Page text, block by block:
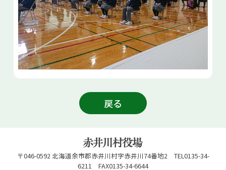
戻る
〒046-0592 北海道余市郡赤井川村字赤井川74番地2 TEL0135-34-
6211 FAX0135-34-6644